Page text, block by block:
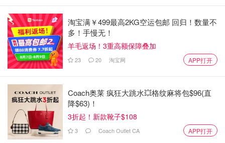
淘宝满￥499最高2KG空运包邮 回归！数量不
多！手慢无！
羊毛返场！3重高额保障叠加
23 20 淘宝网 APP打开
Coach奥莱 疯狂大跳水💥格纹麻将包$96(直
降$63)！
3折起！新款靴子$108
3 Coach Outlet CA APP打开